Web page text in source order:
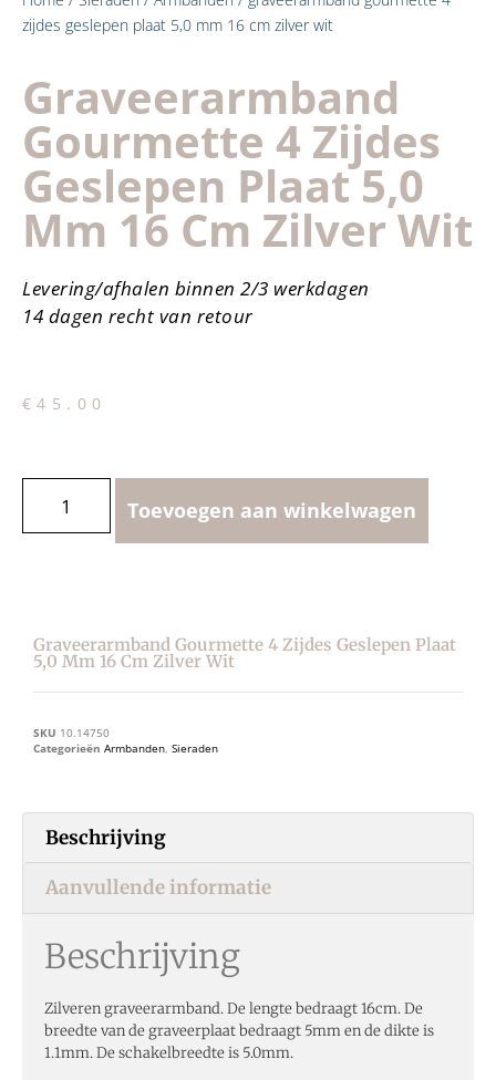
zijdes geslepen plaat 5,0 mm 16 cm zilver wit
Graveerarmband
Gourmette 4 Zijdes
Geslepen Plaat 5,0
Mm 16 Cm Zilver Wit
Levering/afhalen binnen 2/3 werkdagen
14 dagen recht van retour
€45.00
Toevoegen aan winkelwagen
Graveerarmband Gourmette 4 Zijdes Geslepen Plaat
5,0 Mm 16 Cm Zilver Wit
SKU 10.14750
Categorieën Armbanden, Sieraden
Beschrijving
Aanvullende informatie
Beschrijving
Zilveren graveerarmband. De lengte bedraagt 16cm. De
breedte van de graveerplaat bedraagt 5mm en de dikte is
1.1mm. De schakelbreedte is 5.0mm.